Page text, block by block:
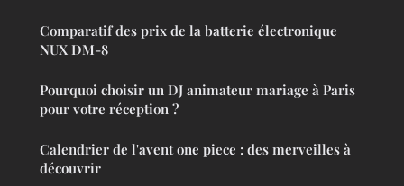
Comparatif des prix de la batterie électronique
NUX DM-8
Pourquoi choisir un DJ animateur mariage à Paris
pour votre réception ?
Calendrier de l'avent one piece : des merveilles à
découvrir